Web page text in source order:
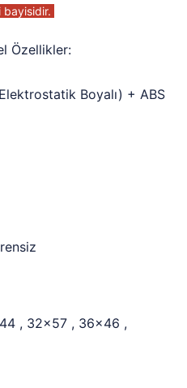
bayisidir.
Özellikler:
Boyalı) + ABS
, 32x57 , 36x46 ,